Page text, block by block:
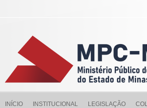
INÍCIO INSTITUCIONAL LEGISLAÇÃO